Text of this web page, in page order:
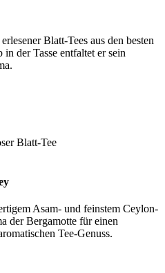
Blatt-Tees aus den besten
der Tasse entfaltet er sein
Blatt-Tee
Asam- und feinstem Ceylon-
der Bergamotte für einen
Tee-Genuss.